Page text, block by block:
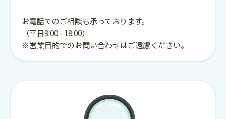
お電話でのご相談も承っております。
（平日9:00 - 18:00）
※営業目的でのお問い合わせはご遠慮ください。